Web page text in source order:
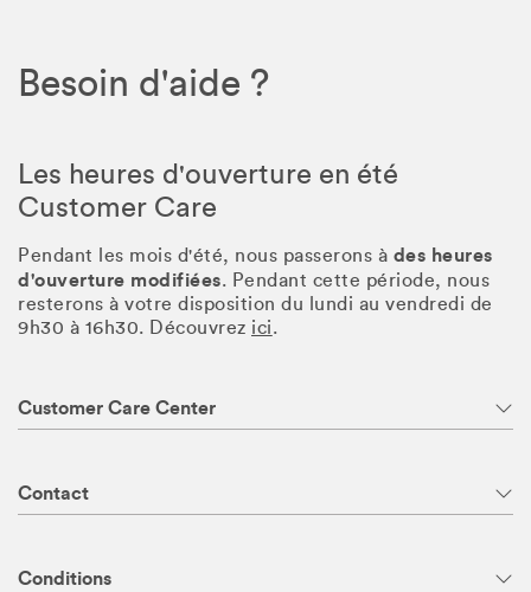
Besoin d'aide ?
Les heures d'ouverture en été
Customer Care
Pendant les mois d'été, nous passerons à des heures
d'ouverture modifiées. Pendant cette période, nous
resterons à votre disposition du lundi au vendredi de
9h30 à 16h30. Découvrez ici.
Customer Care Center
Contact
Conditions